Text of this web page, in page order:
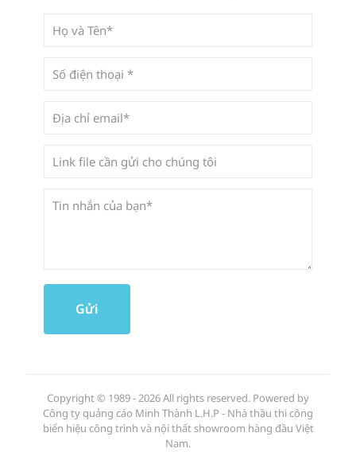
Copyright © 1989 - 2026 All rights reserved. Powered by
Công ty quảng cáo Minh Thành L.H.P - Nhà thầu thi công
biển hiệu công trình và nội thất showroom hàng đầu Việt
Nam.